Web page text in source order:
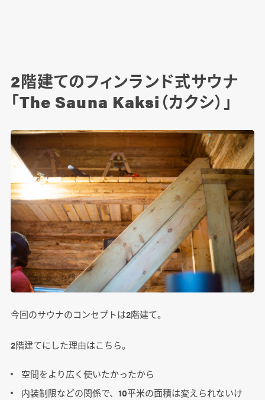
2階建てのフィンランド式サウナ
「The Sauna Kaksi（カクシ）」
今回のサウナのコンセプトは2階建て。
2階建てにした理由はこちら。
空間をより広く使いたかったから
内装制限などの関係で、10平米の面積は変えられないけ